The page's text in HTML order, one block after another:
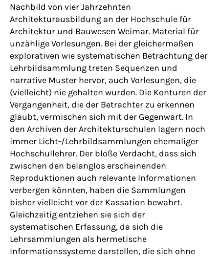
Nachbild von vier Jahrzehnten
Architekturausbildung an der Hochschule für
Architektur und Bauwesen Weimar. Material für
unzählige Vorlesungen. Bei der gleichermaßen
explorativen wie systematischen Betrachtung der
Lehrbildsammlung treten Sequenzen und
narrative Muster hervor, auch Vorlesungen, die
(vielleicht) nie gehalten wurden. Die Konturen der
Vergangenheit, die der Betrachter zu erkennen
glaubt, vermischen sich mit der Gegenwart. In
den Archiven der Architekturschulen lagern noch
immer Licht-/Lehrbildsammlungen ehemaliger
Hochschullehrer. Der bloße Verdacht, dass sich
zwischen den belanglos erscheinenden
Reproduktionen auch relevante Informationen
verbergen könnten, haben die Sammlungen
bisher vielleicht vor der Kassation bewahrt.
Gleichzeitig entziehen sie sich der
systematischen Erfassung, da sich die
Lehrsammlungen als hermetische
Informationssysteme darstellen, die sich ohne